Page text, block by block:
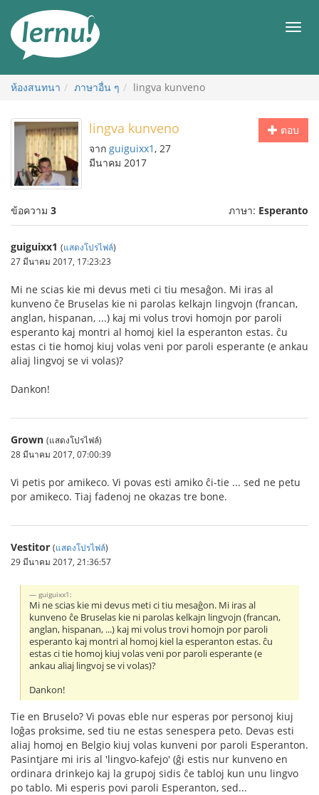
สารบัญ
เมนู
ห้องสนทนา ภาษาอื่น ๆ lingva kunveno
ตอบ
lingva kunveno
จาก guiguixx1, 27
มีนาคม 2017
ข้อความ 3 ภาษา: Esperanto
guiguixx1 (แสดงโปรไฟล์)
27 มีนาคม 2017, 17:23:23
Mi ne scias kie mi devus meti ci tiu mesaĝon. Mi iras al
kunveno ĉe Bruselas kie ni parolas kelkajn lingvojn (francan,
anglan, hispanan, ...) kaj mi volus trovi homojn por paroli
esperanto kaj montri al homoj kiel la esperanton estas. ĉu
estas ci tie homoj kiuj volas veni por paroli esperante (e ankau
aliaj lingvoj se vi volas)?
Dankon!
Grown (แสดงโปรไฟล์)
28 มีนาคม 2017, 07:00:39
Vi petis por amikeco. Vi povas esti amiko ĉi-tie ... sed ne petu
por amikeco. Tiaj fadenoj ne okazas tre bone.
Vestitor (แสดงโปรไฟล์)
29 มีนาคม 2017, 21:36:57
guiguixx1:
Mi ne scias kie mi devus meti ci tiu mesaĝon. Mi iras al
kunveno ĉe Bruselas kie ni parolas kelkajn lingvojn (francan,
anglan, hispanan, ...) kaj mi volus trovi homojn por paroli
esperanto kaj montri al homoj kiel la esperanton estas. ĉu
estas ci tie homoj kiuj volas veni por paroli esperante (e
ankau aliaj lingvoj se vi volas)?
Dankon!
Tie en Bruselo? Vi povas eble nur esperas por personoj kiuj
loĝas proksime, sed tiu ne estas senespera peto. Devas esti
aliaj homoj en Belgio kiuj volas kunveni por paroli Esperanton.
Pasintjare mi iris al 'lingvo-kafejo' (ĝi estis nur kunveno en
ordinara drinkejo kaj la grupoj sidis ĉe tabloj kun unu lingvo
po tablo. Mi esperis povi paroli Esperanton, sed...